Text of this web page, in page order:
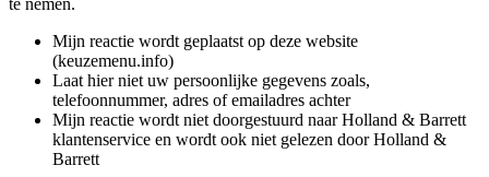
te nemen.
Mijn reactie wordt geplaatst op deze website
(keuzemenu.info)
Laat hier niet uw persoonlijke gegevens zoals,
telefoonnummer, adres of emailadres achter
Mijn reactie wordt niet doorgestuurd naar Holland & Barrett
klantenservice en wordt ook niet gelezen door Holland &
Barrett